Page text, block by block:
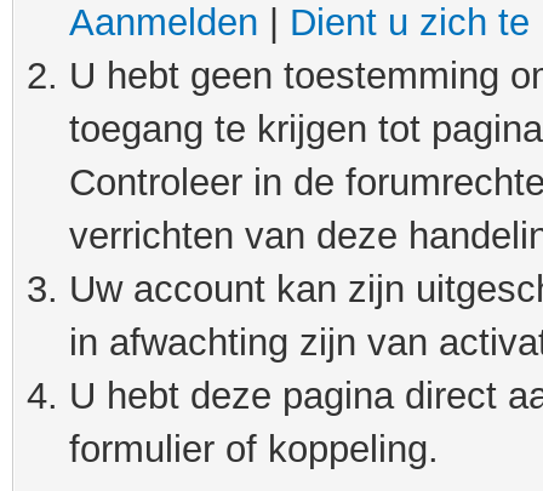
Aanmelden
Dient u zich te
U hebt geen toestemming
toegang te krijgen tot
Controleer in de
verrichten van deze
Uw account kan zijn
in afwachting zijn van
U hebt deze pagina direct
formulier of koppeling.